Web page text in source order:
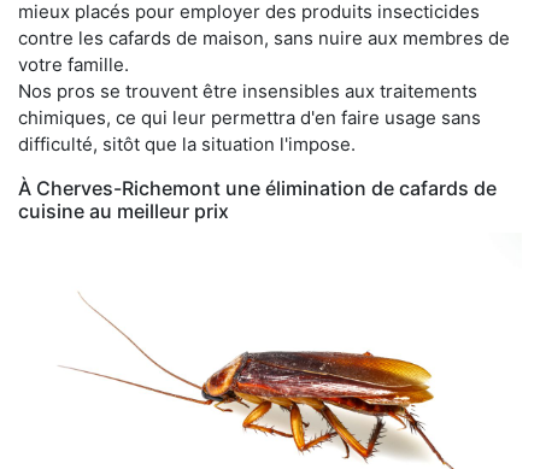
mieux placés pour employer des produits insecticides
contre les cafards de maison, sans nuire aux membres de
votre famille.
Nos pros se trouvent être insensibles aux traitements
chimiques, ce qui leur permettra d'en faire usage sans
difficulté, sitôt que la situation l'impose.
À Cherves-Richemont une élimination de cafards de
cuisine au meilleur prix